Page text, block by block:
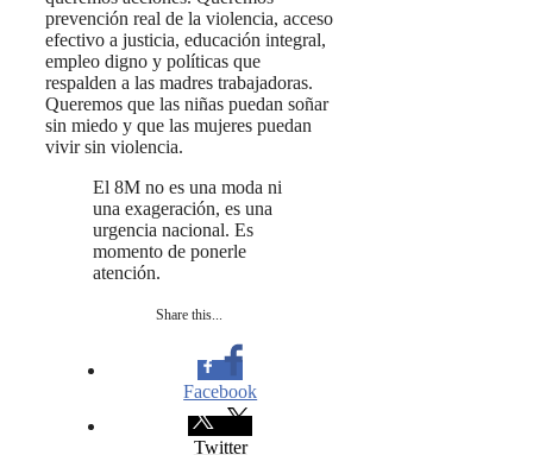
prevención real de la violencia, acceso
efectivo a justicia, educación integral,
empleo digno y políticas que
respalden a las madres trabajadoras.
Queremos que las niñas puedan soñar
sin miedo y que las mujeres puedan
vivir sin violencia.
El 8M no es una moda ni
una exageración, es una
urgencia nacional. Es
momento de ponerle
atención.
Share this...
Facebook
Twitter